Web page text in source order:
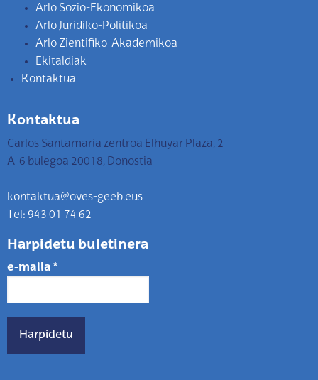
Arlo Sozio-Ekonomikoa
Arlo Juridiko-Politikoa
Arlo Zientifiko-Akademikoa
Ekitaldiak
Kontaktua
Kontaktua
Carlos Santamaria zentroa Elhuyar Plaza, 2
A-6 bulegoa 20018, Donostia
kontaktua@oves-geeb.eus
Tel: 943 01 74 62
Harpidetu buletinera
e-maila *